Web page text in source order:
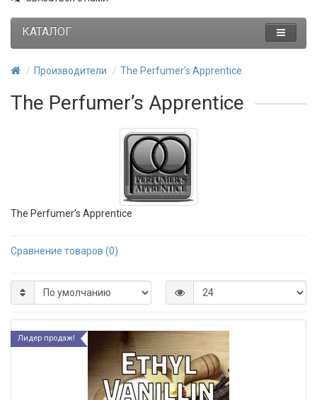
КАТАЛОГ
Производители The Perfumer’s Apprentice
The Perfumer’s Apprentice
The Perfumer’s Apprentice
Сравнение товаров (0)
Лидер продаж!